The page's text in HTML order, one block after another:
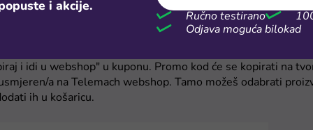
i idi u webshop" u kuponu. Promo kod će se kopirati na
a na Telemach webshop. Tamo možeš odabrati
ih u košaricu.
i akcije.
Ručno testirano
Odjava moguća bilokad